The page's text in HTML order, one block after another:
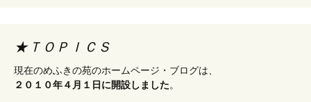
★ＴＯＰＩＣＳ
現在のめふきの苑のホームページ・ブログは、
２０１０年４月１日に開設しました。